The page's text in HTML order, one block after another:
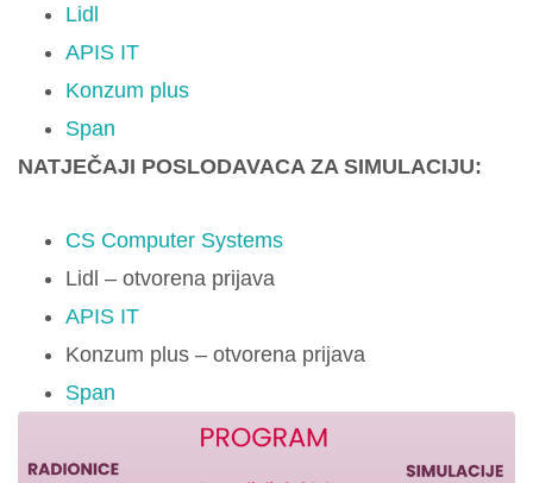
Lidl
APIS IT
Konzum plus
Span
NATJEČAJI POSLODAVACA ZA SIMULACIJU:
CS Computer Systems
Lidl – otvorena prijava
APIS IT
Konzum plus – otvorena prijava
Span